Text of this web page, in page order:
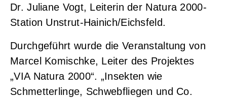
Dr. Juliane Vogt, Leiterin der Natura 2000-
Station Unstrut-Hainich/Eichsfeld.
Durchgeführt wurde die Veranstaltung von
Marcel Komischke, Leiter des Projektes
„VIA Natura 2000“. „Insekten wie
Schmetterlinge, Schwebfliegen und Co.